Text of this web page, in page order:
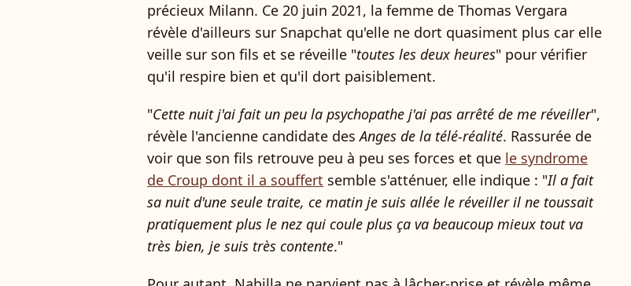
précieux Milann. Ce 20 juin 2021, la femme de Thomas Vergara
révèle d'ailleurs sur Snapchat qu'elle ne dort quasiment plus car elle
veille sur son fils et se réveille "toutes les deux heures" pour vérifier
qu'il respire bien et qu'il dort paisiblement.
"Cette nuit j'ai fait un peu la psychopathe j'ai pas arrêté de me réveiller",
révèle l'ancienne candidate desAnges de la télé-réalité. Rassurée de
voir que son fils retrouve peu à peu ses forces et que le syndrome
de Croup dont il a souffert semble s'atténuer, elle indique : "Il a fait
sa nuit d'une seule traite, ce matin je suis allée le réveiller il ne toussait
pratiquement plus le nez qui coule plus ça va beaucoup mieux tout va
très bien, je suis très contente."